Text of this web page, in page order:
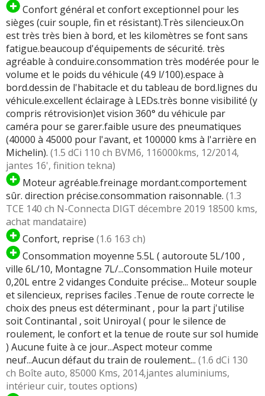
Confort général et confort exceptionnel pour les
sièges (cuir souple, fin et résistant).Très silencieux.On
est très très bien à bord, et les kilomètres se font sans
fatigue.beaucoup d'équipements de sécurité. très
agréable à conduire.consommation très modérée pour le
volume et le poids du véhicule (4.9 l/100).espace à
bord.dessin de l'habitacle et du tableau de bord.lignes du
véhicule.excellent éclairage à LEDs.très bonne visibilité (y
compris rétrovision)et vision 360° du véhicule par
caméra pour se garer.faible usure des pneumatiques
(40000 à 45000 pour l'avant, et 100000 kms à l'arrière en
Michelin). (1.5 dCi 110 ch BVM6, 116000kms, 12/2014,
jantes 16', finition tekna)
Moteur agréable.freinage mordant.comportement
sûr. direction précise.consommation raisonnable. (1.3
TCE 140 ch N-Connecta DIGT décembre 2019 18500 kms,
achat mandataire)
Confort, reprise (1.6 163 ch)
Consommation moyenne 5.5L ( autoroute 5L/100 ,
ville 6L/10, Montagne 7L/...Consommation Huile moteur
0,20L entre 2 vidanges Conduite précise... Moteur souple
et silencieux, reprises faciles .Tenue de route correcte le
choix des pneus est déterminant , pour la part j'utilise
soit Continantal , soit Uniroyal ( pour le silence de
roulement, le confort et la tenue de route sur sol humide
) Aucune fuite à ce jour...Aspect moteur comme
neuf...Aucun défaut du train de roulement... (1.6 dCi 130
ch Boîte auto, 85000 Kms, 2014,jantes aluminiums,
intérieur cuir, toutes options)